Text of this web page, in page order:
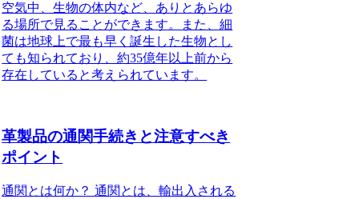
空気中、生物の体内など、ありとあらゆ
る場所で見ることができます。また、細
菌は地球上で最も早く誕生した生物とし
ても知られており、約35億年以上前から
存在していると考えられています。
革製品の通関手続きと注意すべき
ポイント
通関とは何か？ 通関とは、輸出入される